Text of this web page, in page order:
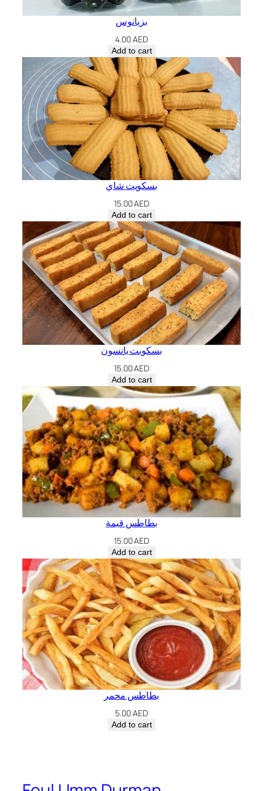
بزيانوس
4.00AED
Add to cart
بسكويت شاي
15.00AED
Add to cart
بسكويت يانسون
15.00AED
Add to cart
بطاطس قيمة
15.00AED
Add to cart
بطاطس محمر
5.00AED
Add to cart